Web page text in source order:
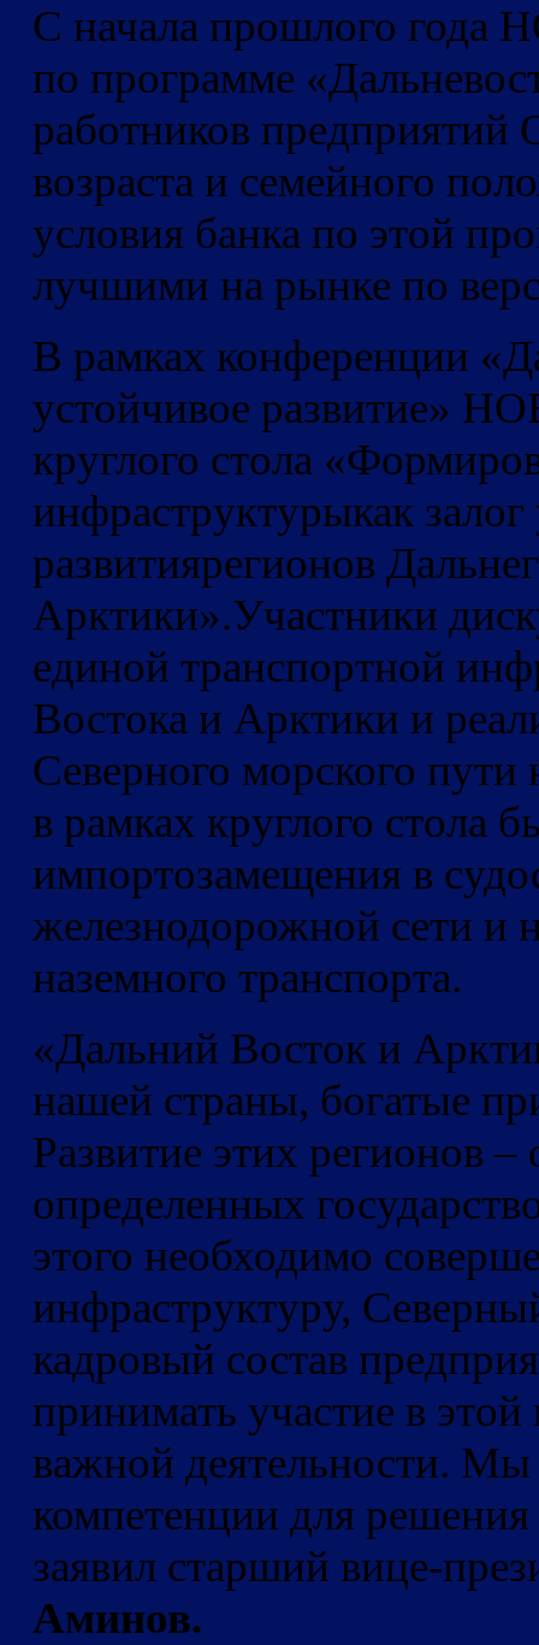
С начала прошлого
по программе
работников
возраста и семейного
условия банка по этой
лучшими на рынке по
В рамках конференции
устойчивое развитие»
круглого стола
инфраструктурыкак залог
развитиярегионов
Арктики».Участники
единой транспортной
Востока и Арктики и
Северного морского
в рамках круглого стола
импортозамещения в
железнодорожной сети и
наземного транспорта.
«Дальний Восток и
нашей страны, богатые
Развитие этих регионов
определенных
этого необходимо
инфраструктуру,
кадровый состав
принимать участие в
важной деятельности. Мы
компетенции для
заявил старший вице-
Аминов.